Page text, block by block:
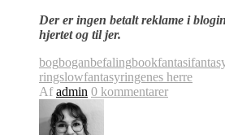
Der er ingen betalt reklame i
hjertet og til jer.
bogboganbefalingbookfantasi
ringslowfantasyringenes herre
Afadmin 0 kommentarer